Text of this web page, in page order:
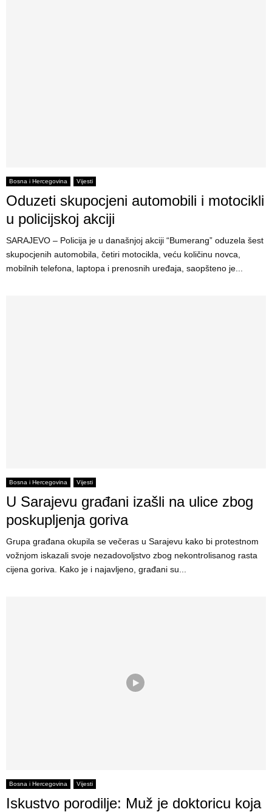
Bosna i Hercegovina Vijesti
Oduzeti skupocjeni automobili i motocikli
u policijskoj akciji
SARAJEVO – Policija je u današnjoj akciji “Bumerang” oduzela šest
skupocjenih automobila, četiri motocikla, veću količinu novca,
mobilnih telefona, laptopa i prenosnih uređaja, saopšteno je...
Bosna i Hercegovina Vijesti
U Sarajevu građani izašli na ulice zbog
poskupljenja goriva
Grupa građana okupila se večeras u Sarajevu kako bi protestnom
vožnjom iskazali svoje nezadovoljstvo zbog nekontrolisanog rasta
cijena goriva. Kako je i najavljeno, građani su...
Bosna i Hercegovina Vijesti
Iskustvo porodilje: Muž je doktoricu koja